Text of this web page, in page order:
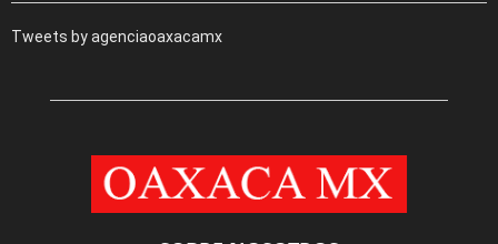
Tweets by agenciaoaxacamx